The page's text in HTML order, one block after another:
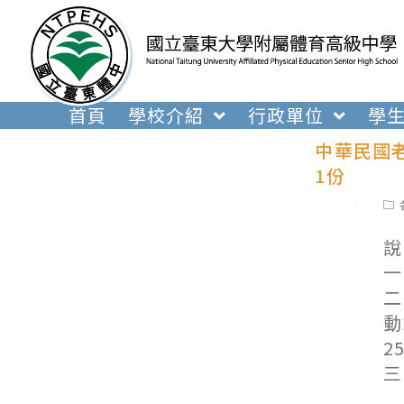
內
首頁 學校介紹 行政單位 學
中華民國
1份